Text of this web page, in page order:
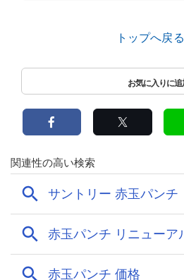
トップへ戻る